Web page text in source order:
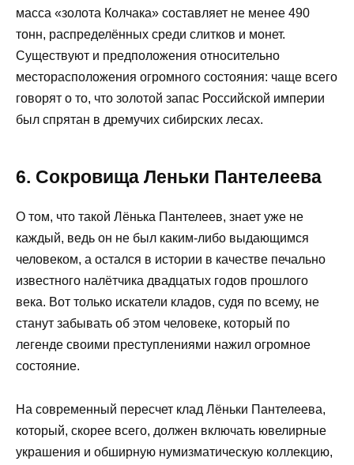
масса «золота Колчака» составляет не менее 490
тонн, распределённых среди слитков и монет.
Существуют и предположения относительно
месторасположения огромного состояния: чаще всего
говорят о то, что золотой запас Российской империи
был спрятан в дремучих сибирских лесах.
6. Сокровища Леньки Пантелеева
О том, что такой Лёнька Пантелеев, знает уже не
каждый, ведь он не был каким-либо выдающимся
человеком, а остался в истории в качестве печально
известного налётчика двадцатых годов прошлого
века. Вот только искатели кладов, судя по всему, не
станут забывать об этом человеке, который по
легенде своими преступлениями нажил огромное
состояние.
На современный пересчет клад Лёньки Пантелеева,
который, скорее всего, должен включать ювелирные
украшения и обширную нумизматическую коллекцию,